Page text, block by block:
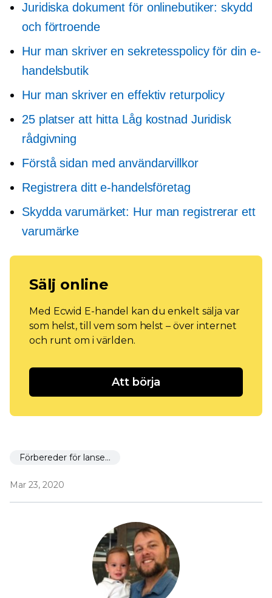
Juridiska dokument för onlinebutiker: skydd
och förtroende
Hur man skriver en sekretesspolicy för din e-
handelsbutik
Hur man skriver en effektiv returpolicy
25 platser att hitta Låg kostnad Juridisk
rådgivning
Förstå sidan med användarvillkor
Registrera ditt e-handelsföretag
Skydda varumärket: Hur man registrerar ett
varumärke
Sälj online
Med Ecwid E-handel kan du enkelt sälja var
som helst, till vem som helst – över internet
och runt om i världen.
Att börja
Förbereder för lansering
Mar 23, 2020